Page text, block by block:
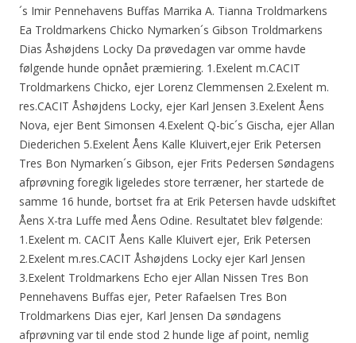
´s Imir Pennehavens Buffas Marrika A. Tianna Troldmarkens
Ea Troldmarkens Chicko Nymarken´s Gibson Troldmarkens
Dias Åshøjdens Locky Da prøvedagen var omme havde
følgende hunde opnået præmiering. 1.Exelent m.CACIT
Troldmarkens Chicko, ejer Lorenz Clemmensen 2.Exelent m.
res.CACIT Åshøjdens Locky, ejer Karl Jensen 3.Exelent Åens
Nova, ejer Bent Simonsen 4.Exelent Q-bic´s Gischa, ejer Allan
Diederichen 5.Exelent Åens Kalle Kluivert,ejer Erik Petersen
Tres Bon Nymarken´s Gibson, ejer Frits Pedersen Søndagens
afprøvning foregik ligeledes store terræner, her startede de
samme 16 hunde, bortset fra at Erik Petersen havde udskiftet
Åens X-tra Luffe med Åens Odine. Resultatet blev følgende:
1.Exelent m. CACIT Åens Kalle Kluivert ejer, Erik Petersen
2.Exelent m.res.CACIT Åshøjdens Locky ejer Karl Jensen
3.Exelent Troldmarkens Echo ejer Allan Nissen Tres Bon
Pennehavens Buffas ejer, Peter Rafaelsen Tres Bon
Troldmarkens Dias ejer, Karl Jensen Da søndagens
afprøvning var til ende stod 2 hunde lige af point, nemlig